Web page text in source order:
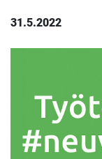
31.5.2022